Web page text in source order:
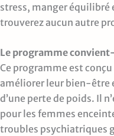
stress, manger équilibré
trouverez aucun autre
Le programme
Ce programme est
améliorer leur bien-être
d’une perte de poids. Il
pour les femmes
troubles psychiatriques